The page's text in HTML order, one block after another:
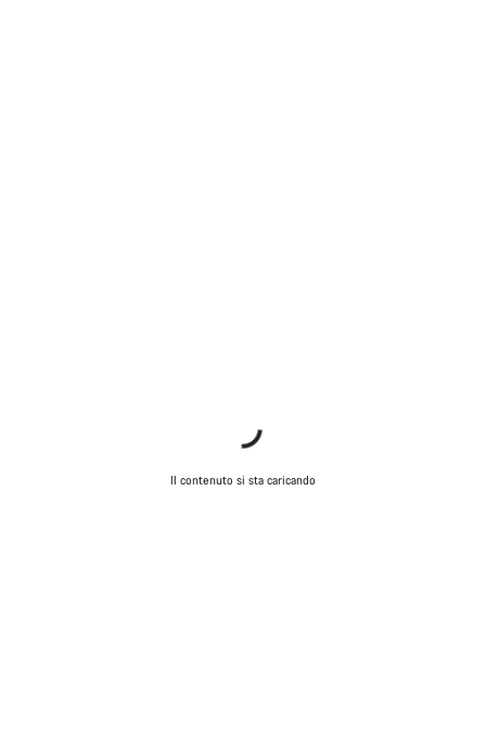
Il contenuto si sta caricando